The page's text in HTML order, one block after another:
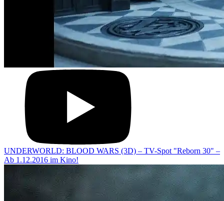
UNDERWORLD: BLOOD WARS (3D) – TV-Spot "Reborn 30" –
Ab 1.12.2016 im Kino!